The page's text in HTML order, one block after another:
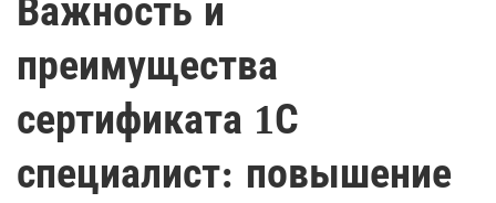
Важность и
преимущества
сертификата 1С
специалист: повышение